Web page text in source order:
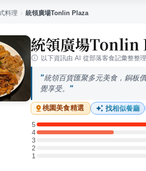
料理 › 統領廣場Tonlin Plaza
統領廣場Tonlin
以下資訊由 AI 從部落客食記彙整整理
統領百貨匯聚多元美食，銅板
覺享受。
桃園美食精選 找相似餐廳
5
5 星：2 則評論
4
4 星：1 則評論
3
3 星：0 則評論
2
2 星：0 則評論
11 星：0 則評論